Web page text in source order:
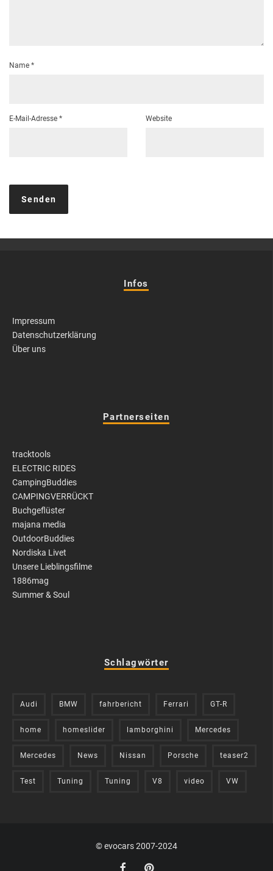
Name *
E-Mail-Adresse * Website
Infos
Impressum
Datenschutzerklärung
Über uns
Partnerseiten
tracktools
ELECTRIC RIDES
CampingBuddies
CAMPINGVERRÜCKT
Buchgeflüster
majana media
OutdoorBuddies
Nordiska Livet
Unsere Lieblingsfilme
1886mag
Summer & Soul
Schlagwörter
Audi BMW fahrbericht Ferrari GT-R
home homeslider lamborghini Mercedes
Mercedes News Nissan Porsche teaser2
Test Tuning Tuning V8 video VW
© evocars 2007-2024